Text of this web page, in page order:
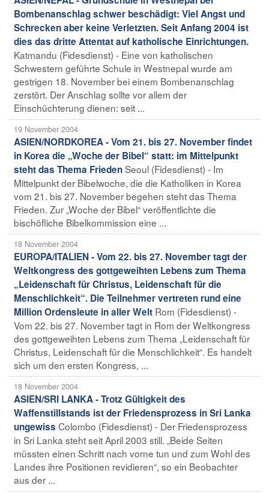
Bombenanschlag schwer beschädigt: Viel Angst und
Schrecken aber keine Verletzten. Seit Anfang 2004 ist
dies das dritte Attentat auf katholische Einrichtungen.
Katmandu (Fidesdienst) - Eine von katholischen
Schwestern geführte Schule in Westnepal wurde am
gestrigen 18. November bei einem Bombenanschlag
zerstört. Der Anschlag sollte vor allem der
Einschüchterung dienen: seit ...
19 November 2004
ASIEN/NORDKOREA - Vom 21. bis 27. November findet
in Korea die „Woche der Bibel“ statt: im Mittelpunkt
steht das Thema FriedenSeoul (Fidesdienst) - Im
Mittelpunkt der Bibelwoche, die die Katholiken in Korea
vom 21. bis 27. November begehen steht das Thema
Frieden. Zur „Woche der Bibel“ veröffentlichte die
bischöfliche Bibelkommission eine ...
18 November 2004
EUROPA/ITALIEN - Vom 22. bis 27. November tagt der
Weltkongress des gottgeweihten Lebens zum Thema
„Leidenschaft für Christus, Leidenschaft für die
Menschlichkeit“. Die Teilnehmer vertreten rund eine
Million Ordensleute in aller Welt Rom (Fidesdienst) -
Vom 22. bis 27. November tagt in Rom der Weltkongress
des gottgeweihten Lebens zum Thema „Leidenschaft für
Christus, Leidenschaft für die Menschlichkeit“. Es handelt
sich um den ersten Kongress, ...
18 November 2004
ASIEN/SRI LANKA - Trotz Gültigkeit des
Waffenstillstands ist der Friedensprozess in Sri Lanka
ungewiss Colombo (Fidesdienst) - Der Friedensprozess
in Sri Lanka steht seit April 2003 still. „Beide Seiten
müssten einen Schritt nach vorne tun und zum Wohl des
Landes ihre Positionen revidieren“, so ein Beobachter
aus der ...